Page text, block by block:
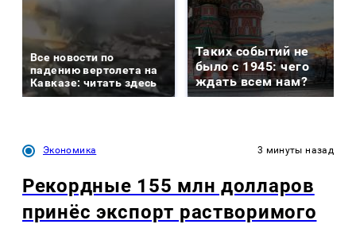
Все новости по
падению вертолета на
Кавказе: читать здесь
Таких событий не
было с 1945: чего
ждать всем нам?
Экономика 3 минуты назад
Рекордные 155 млн долларов
принёс экспорт растворимого